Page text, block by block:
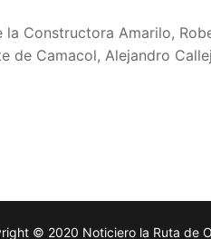
Constructora Amarilo,
de Camacol, Alejandro
© 2020 Noticiero la Ruta de